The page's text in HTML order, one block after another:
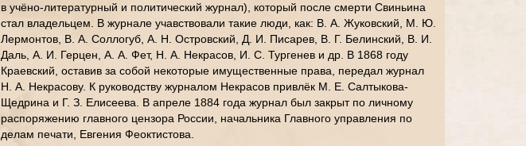
в учёно-литературный и политический журнал), который после смерти Свиньина
стал владельцем. В журнале учавствовали такие люди, как: В. А. Жуковский, М. Ю.
Лермонтов, В. А. Соллогуб, А. Н. Островский, Д. И. Писарев, В. Г. Белинский, В. И.
Даль, А. И. Герцен, А. А. Фет, Н. А. Некрасов, И. С. Тургенев и др. В 1868 году
Краевский, оставив за собой некоторые имущественные права, передал журнал
Н. А. Некрасову. К руководству журналом Некрасов привлёк М. Е. Салтыкова-
Щедрина и Г. З. Елисеева. В апреле 1884 года журнал был закрыт по личному
распоряжению главного цензора России, начальника Главного управления по
делам печати, Евгения Феоктистова.